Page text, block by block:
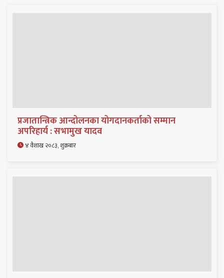
प्रजातान्त्रिक आन्दोलनका योगदानकर्ताको सम्मान
अपरिहार्य : सभामुख यादव
४ वैशाख २०८३, शुक्रबार